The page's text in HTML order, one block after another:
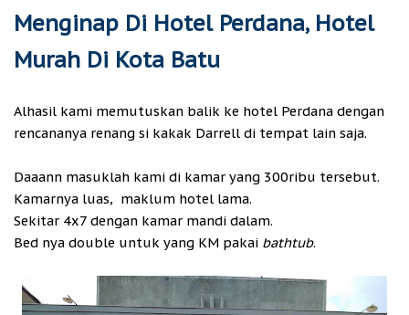
Menginap Di Hotel Perdana, Hotel
Murah Di Kota Batu
Alhasil kami memutuskan balik ke hotel Perdana dengan
rencananya renang si kakak Darrell di tempat lain saja.
Daaann masuklah kami di kamar yang 300ribu tersebut.
Kamarnya luas, maklum hotel lama.
Sekitar 4x7 dengan kamar mandi dalam.
Bed nya double untuk yang KM pakai bathtub.